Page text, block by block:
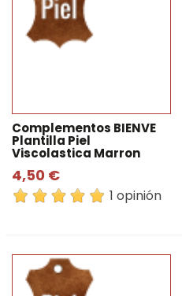
Complementos BIENVE
Plantilla Piel
Viscolastica Marron
4,50 €
1 opinión